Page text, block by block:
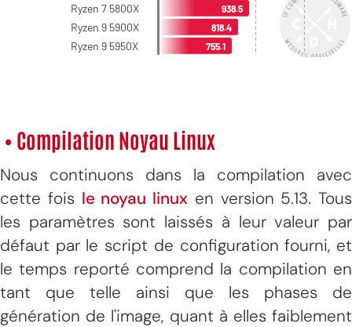
• Compilation Noyau Linux
Nous continuons dans la compilation avec
cette fois le noyau linux en version 5.13. Tous
les paramètres sont laissés à leur valeur par
défaut par le script de configuration fourni, et
le temps reporté comprend la compilation en
tant que telle ainsi que les phases de
génération de l'image, quant à elles faiblement